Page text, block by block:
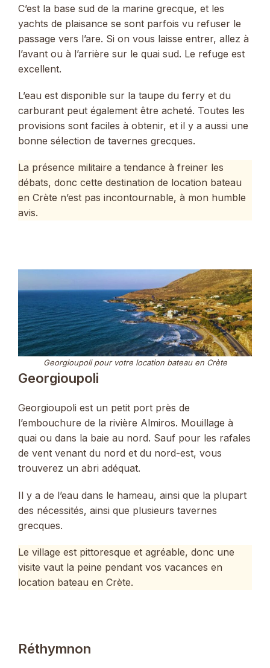
C’est la base sud de la marine grecque, et les
yachts de plaisance se sont parfois vu refuser le
passage vers l’are. Si on vous laisse entrer, allez à
l’avant ou à l’arrière sur le quai sud. Le refuge est
excellent.
L’eau est disponible sur la taupe du ferry et du
carburant peut également être acheté. Toutes les
provisions sont faciles à obtenir, et il y a aussi une
bonne sélection de tavernes grecques.
La présence militaire a tendance à freiner les
débats, donc cette destination de location bateau
en Crète n’est pas incontournable, à mon humble
avis.
Georgioupoli pour votre location bateau en Crète
Georgioupoli
Georgioupoli est un petit port près de
l’embouchure de la rivière Almiros. Mouillage à
quai ou dans la baie au nord. Sauf pour les rafales
de vent venant du nord et du nord-est, vous
trouverez un abri adéquat.
Il y a de l’eau dans le hameau, ainsi que la plupart
des nécessités, ainsi que plusieurs tavernes
grecques.
Le village est pittoresque et agréable, donc une
visite vaut la peine pendant vos vacances en
location bateau en Crète.
Réthymnon